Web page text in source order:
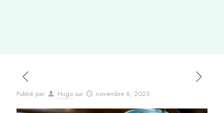
Publié par Hugo sur novembre 6, 2025